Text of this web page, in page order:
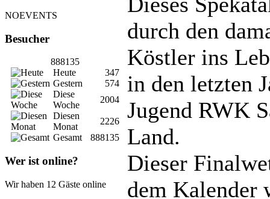
NOEVENTS
Besucher
888135
Heute
347
Gestern
574
Diese
Woche
2004
Diesen
Monat
2226
Gesamt
888135
Wer ist online?
Wir haben 12 Gäste online
durch den
Köstler ins
in den letzten
Jugend RWK
Land.
Dieser
dem Kalender